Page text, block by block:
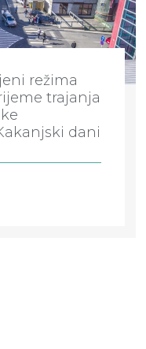
režima
trajanja
dani